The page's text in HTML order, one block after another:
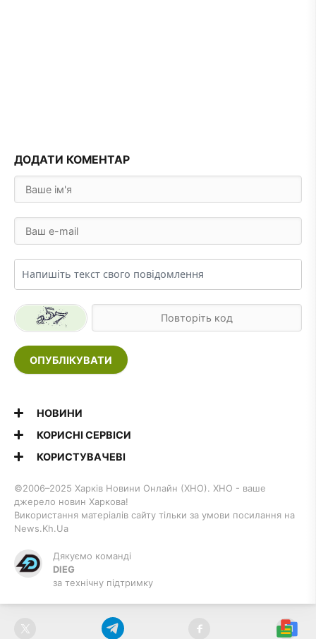
ДОДАТИ КОМЕНТАР
ОПУБЛІКУВАТИ
НОВИНИ
КОРИСНІ СЕРВІСИ
КОРИСТУВАЧЕВІ
©2006–2025 Харків Новини Онлайн (ХНО). ХНО - ваше
джерело новин Харкова!
Використання матеріалів сайту тільки за умови посилання на
News.Kh.Ua
Дякуємо команді
DIEG
за технічну підтримку